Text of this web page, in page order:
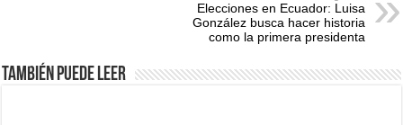
Elecciones en Ecuador: Luisa
González busca hacer historia
como la primera presidenta
También puede leer